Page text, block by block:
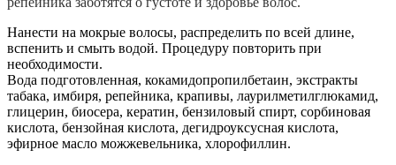
Нанести на мокрые волосы, распределить по всей длине,
вспенить и смыть водой. Процедуру повторить при
необходимости.
Вода подготовленная, кокамидопропилбетаин, экстракты
табака, имбиря, репейника, крапивы, лаурилметилглюкамид,
глицерин, биосера, кератин, бензиловый спирт, сорбиновая
кислота, бензойная кислота, дегидроуксусная кислота,
эфирное масло можжевельника, хлорофиллин.